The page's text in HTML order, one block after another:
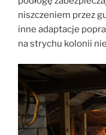
niszczeniem przez
inne adaptacje
na strychu kolonii